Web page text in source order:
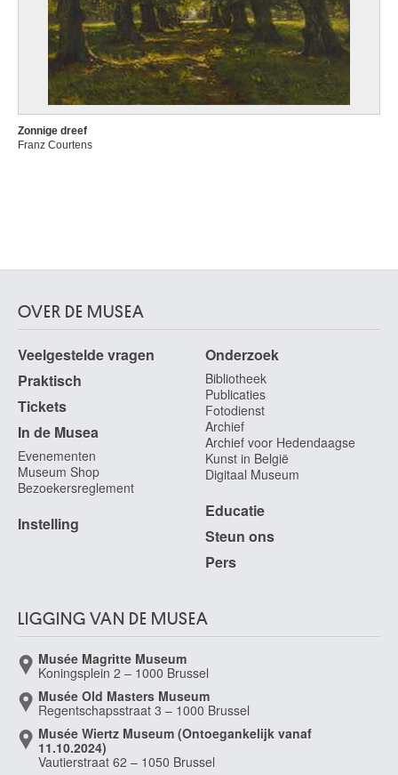
Zonnige dreef
Franz Courtens
OVER DE MUSEA
Veelgestelde vragen
Praktisch
Tickets
In de Musea
Evenementen
Museum Shop
Bezoekersreglement
Instelling
Onderzoek
Bibliotheek
Publicaties
Fotodienst
Archief
Archief voor Hedendaagse
Kunst in België
Digitaal Museum
Educatie
Steun ons
Pers
LIGGING VAN DE MUSEA
Musée Magritte Museum
Koningsplein 2 – 1000 Brussel
Musée Old Masters Museum
Regentschapsstraat 3 – 1000 Brussel
Musée Wiertz Museum (Ontoegankelijk vanaf
11.10.2024)
Vautierstraat 62 – 1050 Brussel